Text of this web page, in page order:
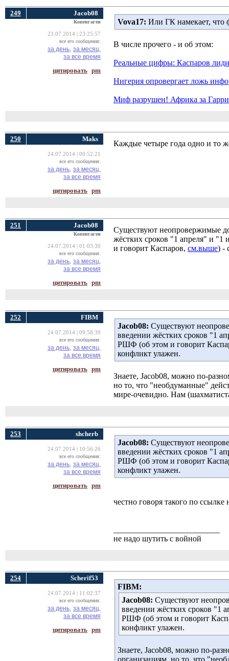
249 Jacob08
Копенгаген
23.07.2014 | 23:25:57
все его сообщения:
за день, за месяц,
за все время
цитировать pm
Vova17: Или ГК намекает, что
В числе прочего - и об этом:
Реальные цифры: Каспаров
Нигерия опровергает ложь
Миф разрушен! Африка за
250 Maks
24.07.2014 | 00:52:21
все его сообщения:
за день, за месяц,
за все время
цитировать pm
Каждые четыре года одно и то
251 Jacob08
Копенгаген
24.07.2014 | 01:03:30
все его сообщения:
за день, за месяц,
за все время
цитировать pm
Существуют неопровержимые
жёстких сроков "1 апреля" и
и говорит Каспаров, см.выше) -
252 FIBM
24.07.2014 | 09:58:39
все его сообщения:
за день, за месяц,
за все время
цитировать pm
Jacob08: Существуют
введении жёстких сроков "1
РШФ (об этом и говорит
конфликт улажен.
Знаете, Jacob08, можно по-
но то, что "необдуманные"
мире-очевидно. Нам
253 shcherb
24.07.2014 | 10:56:26
все его сообщения:
за день, за месяц,
за все время
цитировать pm
Jacob08: Существуют
введении жёстких сроков "1
РШФ (об этом и говорит
конфликт улажен.
честно говоря такого по
не надо шутить с войной
254 Scherif53
24.07.2014 | 11:02:37
все его сообщения:
за день, за месяц,
за все время
цитировать pm
FIBM:
Jacob08: Существуют
введении жёстких сроков "1
РШФ (об этом и говорит
конфликт улажен.
Знаете, Jacob08, можно по-
организациям, но то, что